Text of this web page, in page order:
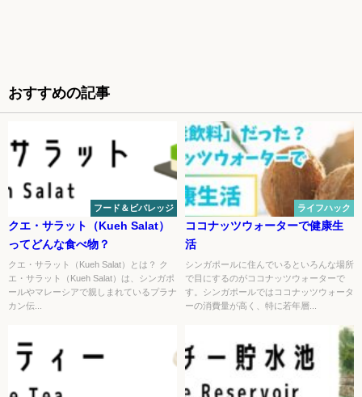
おすすめの記事
フード＆ビバレッジ
クエ・サラット（Kueh Salat）
ってどんな食べ物？
クエ・サラット（Kueh Salat）とは？ ク
エ・サラット（Kueh Salat）は、シンガポ
ールやマレーシアで親しまれているプラナ
カン伝...
ライフハック
ココナッツウォーターで健康生
活
シンガポールに住んでいるといろんな場所
で目にするのがココナッツウォーターで
す。シンガポールではココナッツウォータ
ーの消費量が高く、特に若年層...